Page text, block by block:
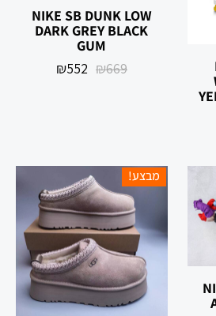
NIKE SB DUNK LOW
DARK GREY BLACK
GUM
₪669
₪552
מבצע!